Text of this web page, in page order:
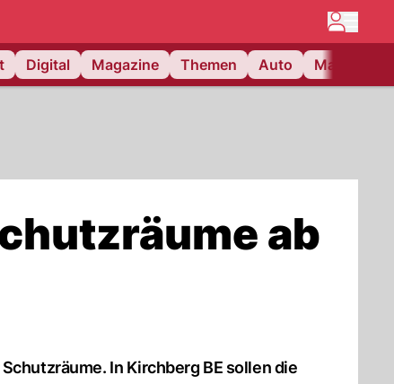
Digital Magazine Themen Auto Matchcenter
ab
In Kirchberg BE sollen die